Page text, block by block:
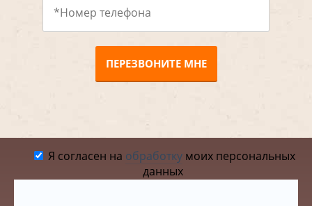
ПЕРЕЗВОНИТЕ МНЕ
Я согласен на обработкумоих персональных
данных